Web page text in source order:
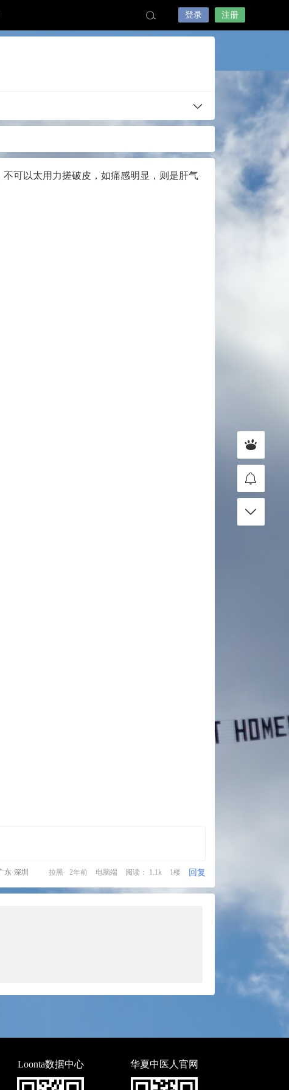
登录 注册
可以太用力搓破皮，如痛感明显，则是肝气
东·深圳 拉黑 2年前 电脑端 阅读： 1.1k 1楼 回复
Loonta数据中心 华夏中医人官网